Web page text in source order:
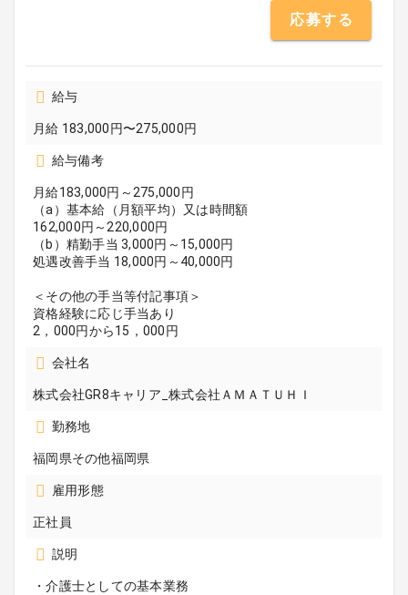
応募する
給与
月給 183,000円〜275,000円
給与備考
月給183,000円～275,000円
（a）基本給（月額平均）又は時間額
162,000円～220,000円
（b）精勤手当 3,000円～15,000円
処遇改善手当 18,000円～40,000円
＜その他の手当等付記事項＞
資格経験に応じ手当あり
2，000円から15，000円
会社名
株式会社GR8キャリア_株式会社ＡＭＡＴＵＨＩ
勤務地
福岡県その他福岡県
雇用形態
正社員
説明
・介護士としての基本業務